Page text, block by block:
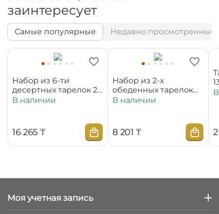
заинтересует
Самые популярные Недавно просмотренные
Набор из 6-ти
десертных тарелок 20
см WL‑880100‑JV/6C
В наличии
16 265 ₸
Набор из 2-х
обеденных тарелок
25,5 см
В наличии
8 201 ₸
Моя учетная запись